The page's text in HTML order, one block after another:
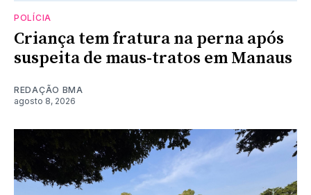
POLÍCIA
Criança tem fratura na perna após
suspeita de maus-tratos em Manaus
REDAÇÃO BMA
agosto 8, 2026